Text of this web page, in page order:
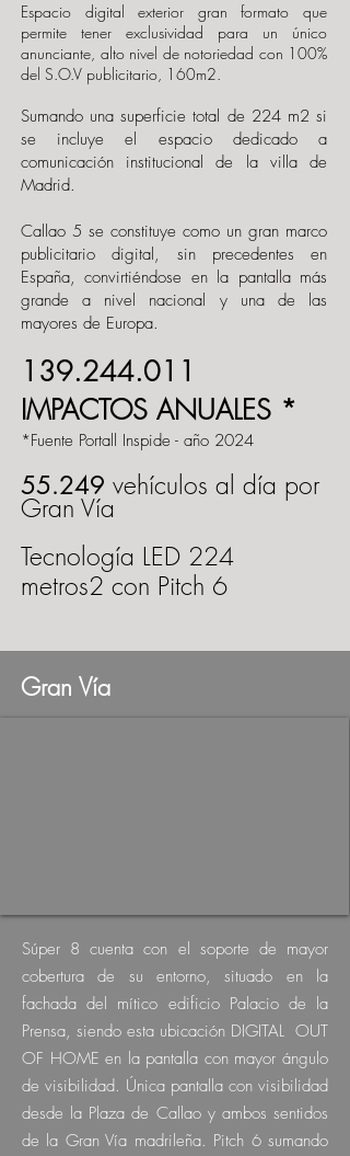
Espacio digital exterior gran formato que
permite tener exclusividad para un único
anunciante, alto nivel de notoriedad con 100%
del S.O.V publicitario, 160m2.
Sumando una superficie total de 224 m2 si
se incluye el espacio dedicado a
comunicación institucional de la villa de
Madrid.
Callao 5 se constituye como un gran marco
publicitario digital, sin precedentes en
España, convirtiéndose en la pantalla más
grande a nivel nacional y una de las
mayores de Europa.
139.244.011
IMPACTOS ANUALES *
*Fuente Portall Inspide - año 2024
55.249 vehículos al día por
Gran Vía
Tecnología LED 224
metros2 con Pitch 6
Gran Vía
Súper 8 cuenta con el soporte de mayor
cobertura de su entorno, situado en la
fachada del mítico edificio Palacio de la
Prensa, siendo esta ubicación DIGITAL OUT
OF HOME en la pantalla con mayor ángulo
de visibilidad. Única pantalla con visibilidad
desde la Plaza de Callao y ambos sentidos
de la Gran Vía madrileña. Pitch 6 sumando